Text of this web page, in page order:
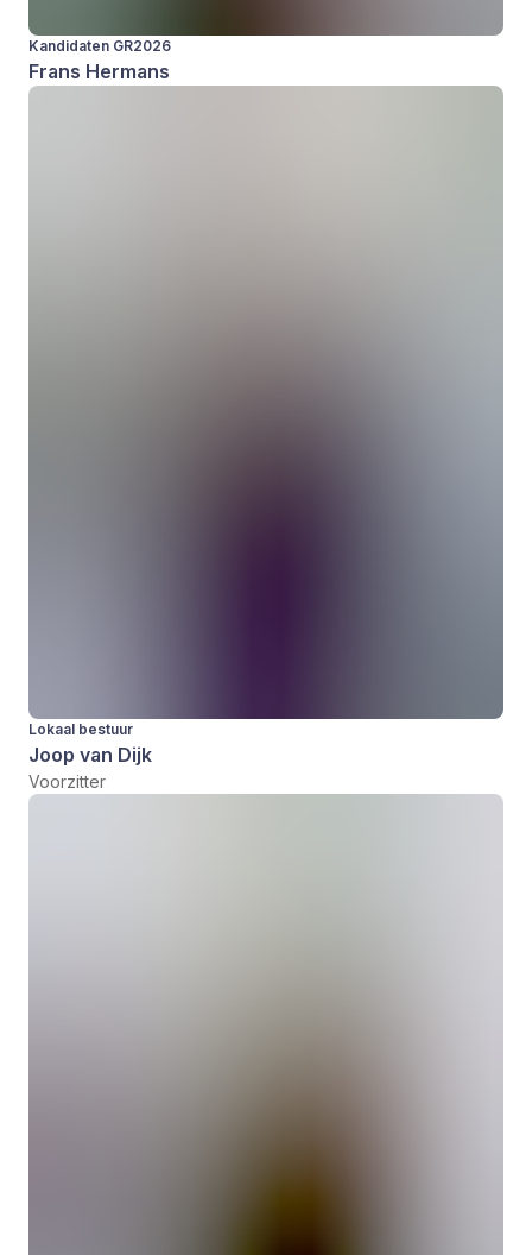
Kandidaten GR2026
Frans Hermans
Lokaal bestuur
Joop van Dijk
Voorzitter